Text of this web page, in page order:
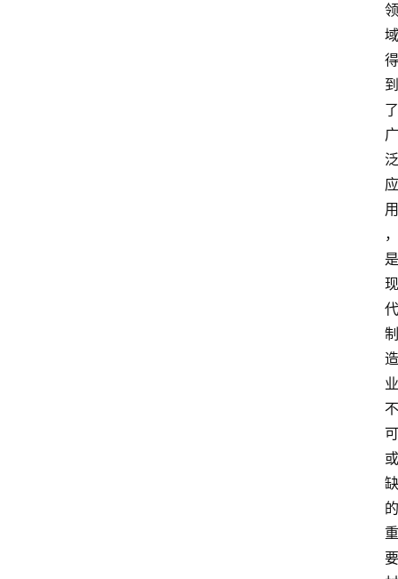
领
域
得
到
了
广
泛
应
用
，
是
现
代
制
造
业
不
可
或
缺
的
重
要